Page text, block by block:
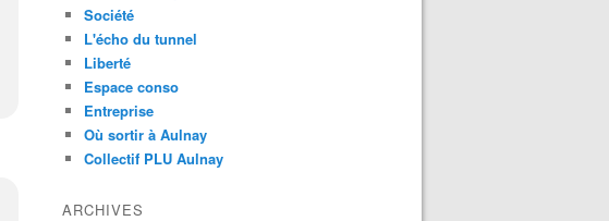
Société
L'écho du tunnel
Liberté
Espace conso
Entreprise
Où sortir à Aulnay
Collectif PLU Aulnay
ARCHIVES